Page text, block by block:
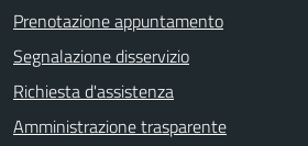
Prenotazione appuntamento
Segnalazione disservizio
Richiesta d'assistenza
Amministrazione trasparente